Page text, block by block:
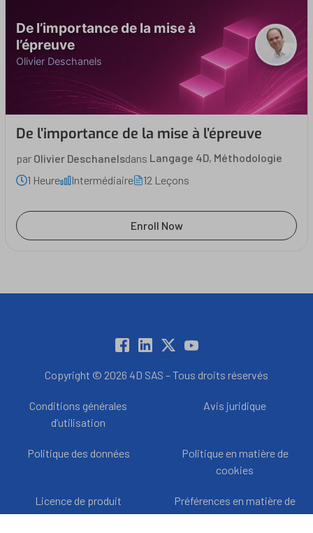
De l’importance de la mise à
l’épreuve
Olivier Deschanels
De l’importance de la mise à l’épreuve
par Olivier Deschanelsdans Langage 4D, Méthodologie
1 Heure
Intermédiaire 12 Leçons
Enroll Now
Copyright © 2026 4D SAS – Tous droits réservés
Conditions générales
d’utilisation
Avis juridique
Politique des données
Politique en matière de
cookies
Licence de produit
Préférences en matière de
cookies